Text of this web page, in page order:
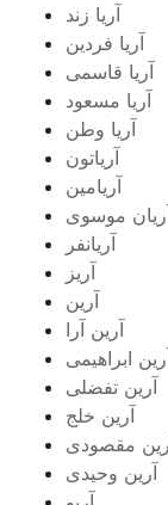
آریا زند
آریا فردین
آریا قاسمی
آریا مسعود
آریا وطن
آریاتون
آریامین
موسوی
آریانفر
آریز
آرین
آرین آرا
ابراهیمی
آرین تفضلی
آرین خلج
مقصودی
آرین وحیدی